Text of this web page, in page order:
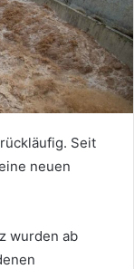
Seit
neuen
wurden ab